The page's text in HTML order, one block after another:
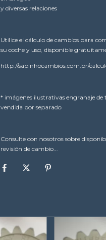
y diversas relaciones
Utilice el cálculo de cambios para
su coche y uso, disponible
http://sapinhocambios.com.br/
* imágenes ilustrativas engranaje
vendida por separado
Consulte con nosotros sobre
revisión de cambio...